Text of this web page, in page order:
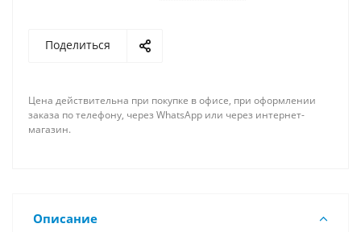
Поделиться
Цена действительна при покупке в офисе, при оформлении
заказа по телефону, через WhatsApp или через интернет-
магазин.
Описание